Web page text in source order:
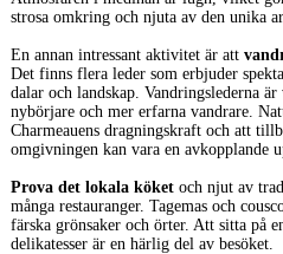
strosa omkring och njuta av den unika
En annan intressant aktivitet är att
Det finns flera leder som erbjuder
dalar och landskap. Vandringslederna är
nybörjare och mer erfarna vandrare.
Charmeauens dragningskraft och att
omgivningen kan vara en avkopplande
Prova det lokala köketoch njut av
många restauranger. Tagemas och
färska grönsaker och örter. Att sitta på
delikatesser är en härlig del av besöket.